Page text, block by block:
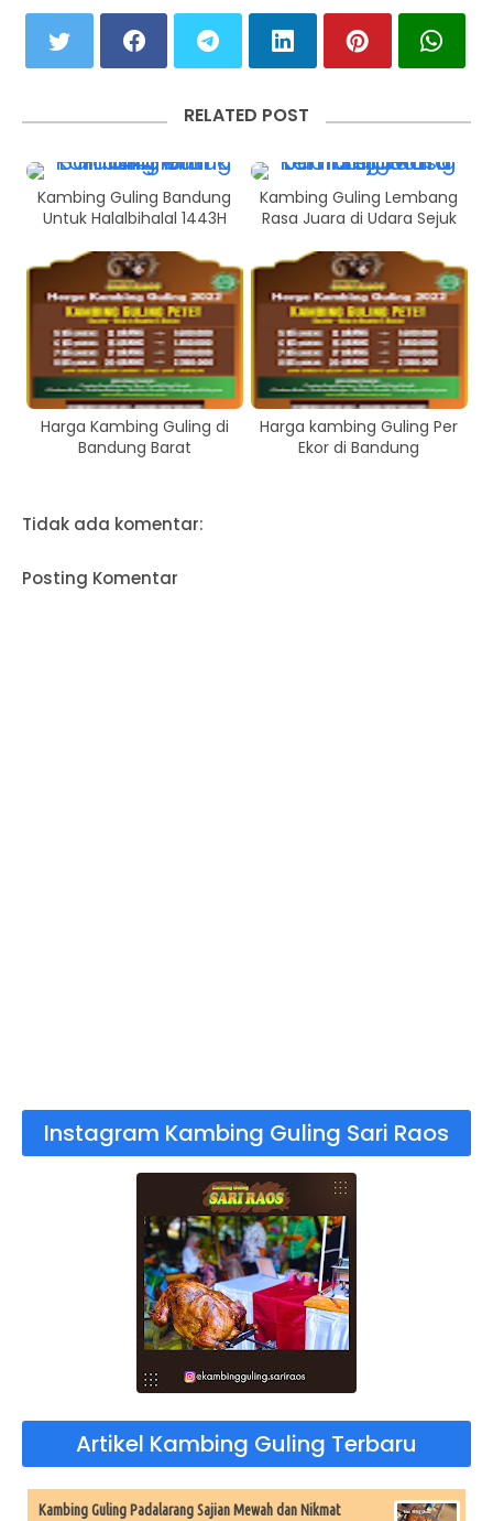
RELATED POST
Kambing Guling Bandung
Untuk Halalbihalal 1443H
Kambing Guling Lembang
Rasa Juara di Udara Sejuk
Harga Kambing Guling di
Bandung Barat
Harga kambing Guling Per
Ekor di Bandung
Tidak ada komentar:
Posting Komentar
Instagram Kambing Guling Sari Raos
Artikel Kambing Guling Terbaru
Kambing Guling Padalarang Sajian Mewah dan Nikmat